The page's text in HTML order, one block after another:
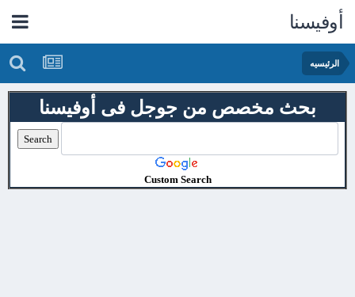
أوفيسنا
الرئيسيه
بحث مخصص من جوجل فى أوفيسنا
Custom Search